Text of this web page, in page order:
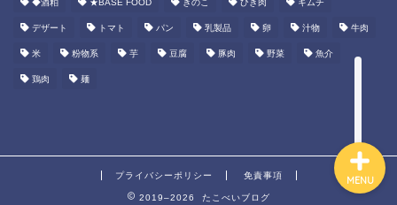
◆酒粕 ★BASE FOOD きのこ ひき肉 キムチ
デザート トマト パン 乳製品 卵 汁物 牛肉
米 粉物系 芋 豆腐 豚肉 野菜 魚介
鶏肉 麺
プライバシーポリシー 免責事項
2019–2026 たこべいブログ
MENU
ダイエット